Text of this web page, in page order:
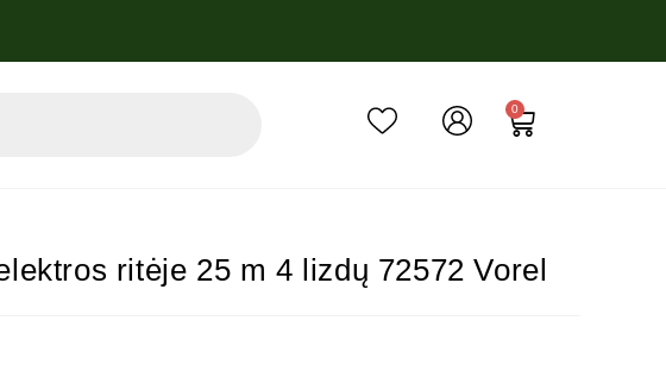
0
ritėje 25 m 4 lizdų 72572 Vorel